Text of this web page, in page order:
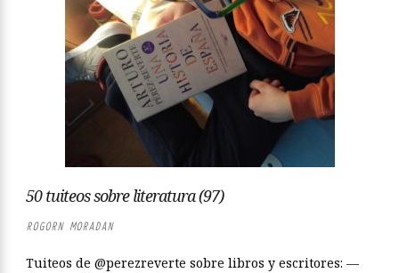
50 tuiteos sobre literatura (97)
ROGORN MORADAN
Tuiteos de @perezreverte sobre libros y escritores: —